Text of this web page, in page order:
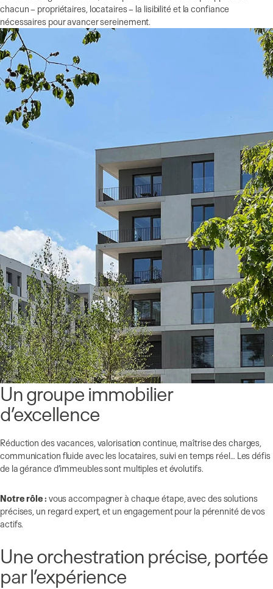
chacun – propriétaires, locataires – la lisibilité et la confiance
nécessaires pour avancer sereinement.
Un groupe immobilier
d’excellence
Réduction des vacances, valorisation continue, maîtrise des charges,
communication fluide avec les locataires, suivi en temps réel… Les défis
de la gérance d’immeubles sont multiples et évolutifs.
Notre rôle : vous accompagner à chaque étape, avec des solutions
précises, un regard expert, et un engagement pour la pérennité de vos
actifs.
Une orchestration précise, portée
par l’expérience